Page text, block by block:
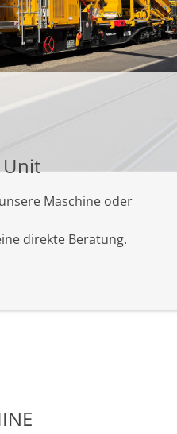
Unit
Maschine oder
direkte Beratung.